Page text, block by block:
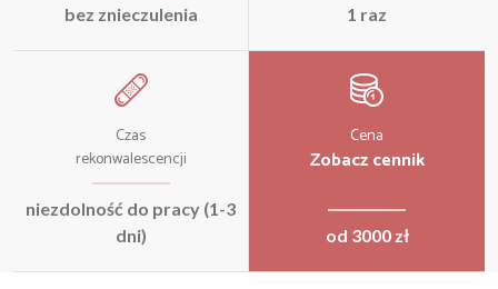
bez znieczulenia 1 raz
Czas
rekonwalescencji
niezdolność do pracy (1-3
dni)
Cena
Zobacz cennik
od 3000 zł